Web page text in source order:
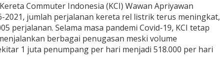
Commuter Indonesia (KCI) Wawan Apriyawan
2021, jumlah perjalanan kereta rel listrik terus meningkat,
perjalanan. Selama masa pandemi Covid-19, KCI tetap
berbagai penugasan meski volume
1 juta penumpang per hari menjadi 518.000 per hari